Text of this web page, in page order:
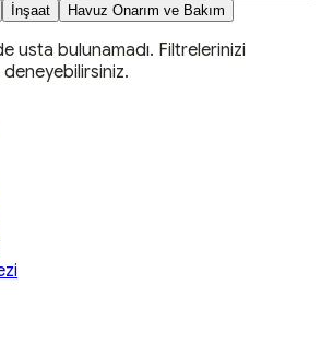
İnşaat Havuz Onarım ve Bakım
usta bulunamadı. Filtrelerinizi